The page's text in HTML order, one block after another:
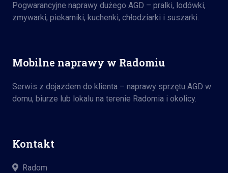
Pogwarancyjne naprawy dużego AGD – pralki, lodówki,
zmywarki, piekarniki, kuchenki, chłodziarki i suszarki.
Mobilne naprawy w Radomiu
Serwis z dojazdem do klienta – naprawy sprzętu AGD w
domu, biurze lub lokalu na terenie Radomia i okolicy.
Kontakt
Radom